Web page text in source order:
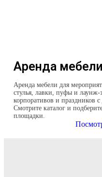
Аренда мебели
Аренда мебели для
стулья, лавки, пуфы и
корпоративов и праздников с
Смотрите каталог и
площадки.